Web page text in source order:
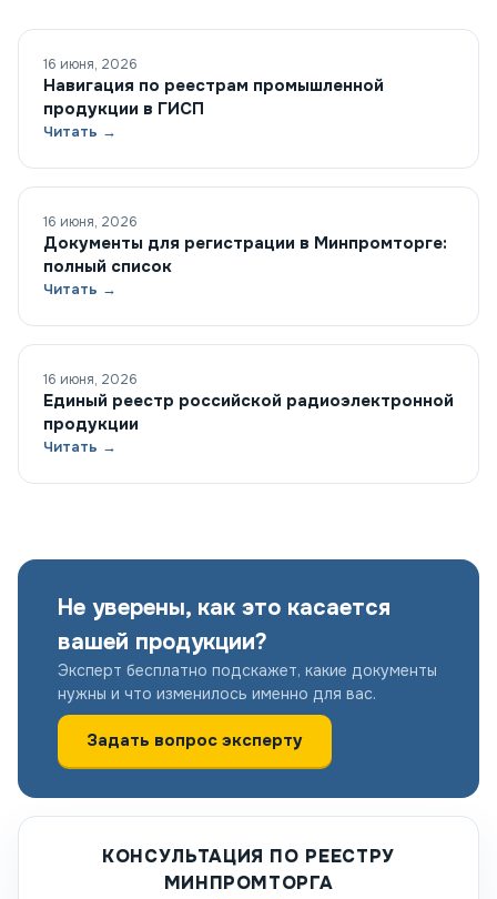
16 июня, 2026
Навигация по реестрам промышленной
продукции в ГИСП
Читать →
16 июня, 2026
Документы для регистрации в Минпромторге:
полный список
Читать →
16 июня, 2026
Единый реестр российской радиоэлектронной
продукции
Читать →
Не уверены, как это касается
вашей продукции?
Эксперт бесплатно подскажет, какие документы
нужны и что изменилось именно для вас.
Задать вопрос эксперту
КОНСУЛЬТАЦИЯ ПО РЕЕСТРУ
МИНПРОМТОРГА